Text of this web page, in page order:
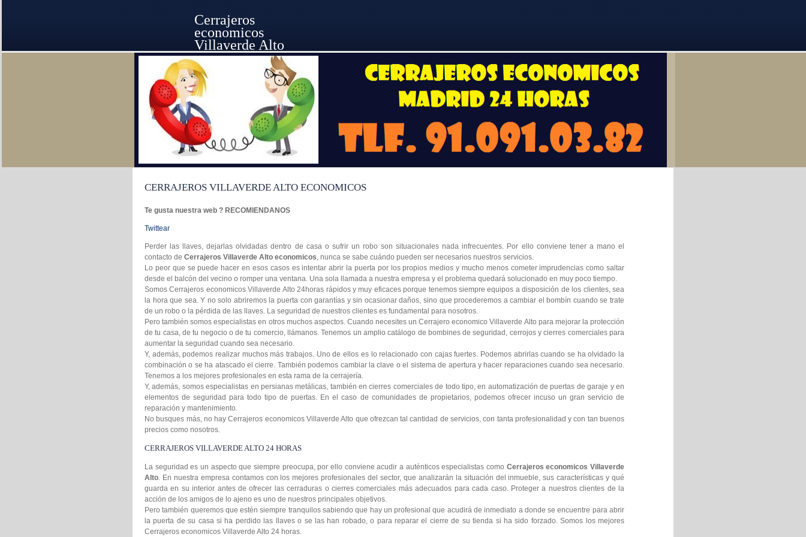
CERRAJEROS VILLAVERDE ALTO ECONOMICOS
Te gusta nuestra web ? RECOMIENDANOS
Twittear
Perder las llaves, dejarlas olvidadas dentro de casa o sufrir un robo son situacionales nada infrecuentes. Por ello conviene tener a mano el
contacto de Cerrajeros Villaverde Alto economicos, nunca se sabe cuándo pueden ser necesarios nuestros servicios.
Lo peor que se puede hacer en esos casos es intentar abrir la puerta por los propios medios y mucho menos cometer imprudencias como saltar
desde el balcón del vecino o romper una ventana. Una sola llamada a nuestra empresa y el problema quedará solucionado en muy poco tiempo.
Somos Cerrajeros economicos Villaverde Alto 24horas rápidos y muy eficaces porque tenemos siempre equipos a disposición de los clientes, sea
la hora que sea. Y no solo abriremos la puerta con garantías y sin ocasionar daños, sino que procederemos a cambiar el bombín cuando se trate
de un robo o la pérdida de las llaves. La seguridad de nuestros clientes es fundamental para nosotros.
Pero también somos especialistas en otros muchos aspectos. Cuando necesites un Cerrajero economico Villaverde Alto para mejorar la protección
de tu casa, de tu negocio o de tu comercio, llámanos. Tenemos un amplio catálogo de bombines de seguridad, cerrojos y cierres comerciales para
aumentar la seguridad cuando sea necesario.
Y, además, podemos realizar muchos más trabajos. Uno de ellos es lo relacionado con cajas fuertes. Podemos abrirlas cuando se ha olvidado la
combinación o se ha atascado el cierre. También podemos cambiar la clave o el sistema de apertura y hacer reparaciones cuando sea necesario.
Tenemos a los mejores profesionales en esta rama de la cerrajería.
Y, además, somos especialistas en persianas metálicas, también en cierres comerciales de todo tipo, en automatización de puertas de garaje y en
elementos de seguridad para todo tipo de puertas. En el caso de comunidades de propietarios, podemos ofrecer incuso un gran servicio de
reparación y mantenimiento.
No busques más, no hay Cerrajeros economicos Villaverde Alto que ofrezcan tal cantidad de servicios, con tanta profesionalidad y con tan buenos
precios como nosotros.
CERRAJEROS VILLAVERDE ALTO 24 HORAS
La seguridad es un aspecto que siempre preocupa, por ello conviene acudir a auténticos especialistas como Cerrajeros economicos Villaverde
Alto. En nuestra empresa contamos con los mejores profesionales del sector, que analizarán la situación del inmueble, sus características y qué
guarda en su interior antes de ofrecer las cerraduras o cierres comerciales más adecuados para cada caso. Proteger a nuestros clientes de la
acción de los amigos de lo ajeno es uno de nuestros principales objetivos.
Pero también queremos que estén siempre tranquilos sabiendo que hay un profesional que acudirá de inmediato a donde se encuentre para abrir
la puerta de su casa si ha perdido las llaves o se las han robado, o para reparar el cierre de su tienda si ha sido forzado. Somos los mejores
Cerrajeros economicos Villaverde Alto 24 horas.
Cerrajeros
economicos
Villaverde Alto